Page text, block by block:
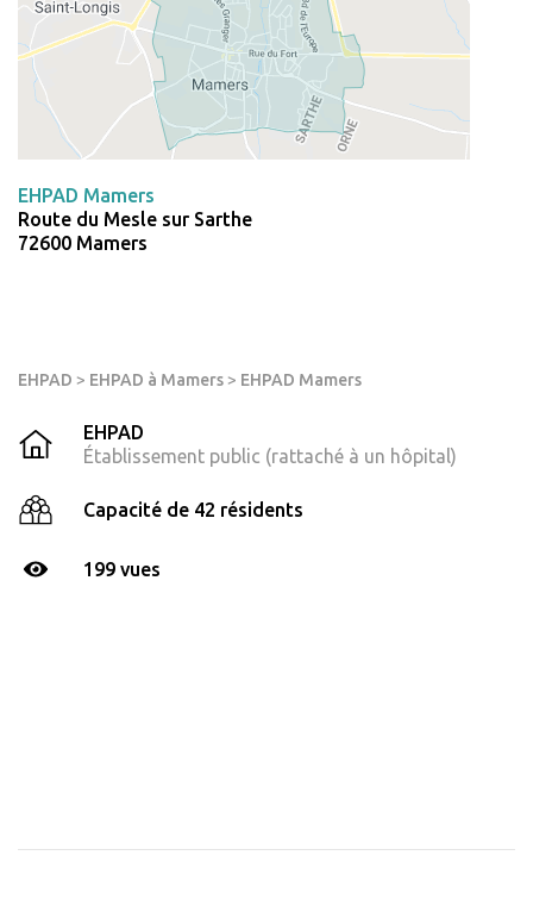
EHPAD > EHPAD à Mamers > EHPAD Mamers
EHPAD
Établissement public (rattaché à un hôpital)
Capacité de 42 résidents
199 vues
EHPAD Mamers
Route du Mesle sur Sarthe
72600 Mamers